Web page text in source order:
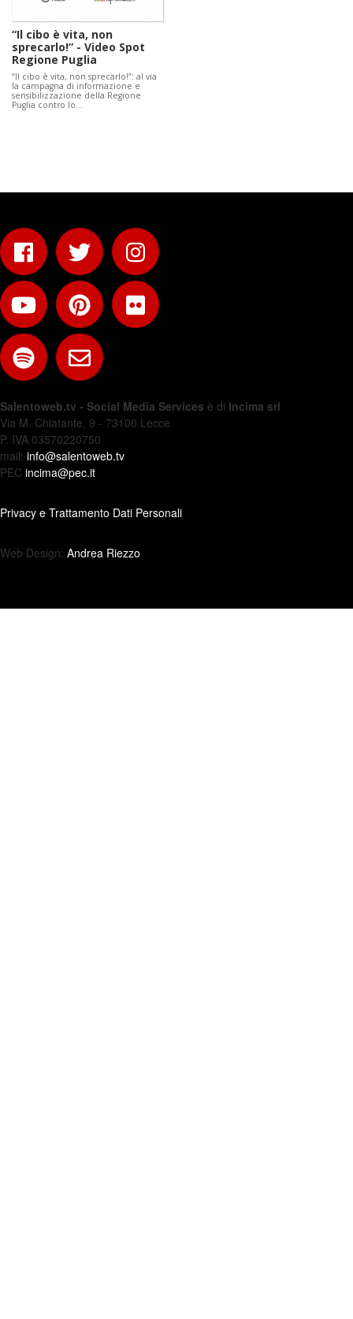
“Il cibo è vita, non
sprecarlo!” - Video Spot
Regione Puglia
“Il cibo è vita, non sprecarlo!”: al via
la campagna di informazione e
sensibilizzazione della Regione
Puglia contro lo…
Salentoweb.tv - Social Media Services è di Incima srl
Via M. Chiatante, 9 - 73100 Lecce
P. IVA 03570220750
mail: info@salentoweb.tv
PEC incima@pec.it
Privacy e Trattamento Dati Personali
Web Design: Andrea Riezzo